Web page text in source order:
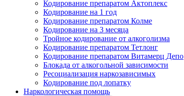
Кодирование препаратом Актоплекс
Кодирование на 1 год
Кодирование препаратом Колме
Кодирование на 3 месяца
Тройное кодирование от алкоголизма
Кодирование препаратом Тетлонг
Кодирование препаратом Витамерц Депо
Блокада от алкогольной зависимости
Ресоциализация наркозависимых
Кодирование под лопатку
Наркологическая помощь